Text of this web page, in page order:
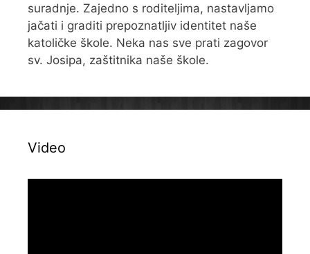
suradnje. Zajedno s roditeljima, nastavljamo
jačati i graditi prepoznatljiv identitet naše
katoličke škole. Neka nas sve prati zagovor
sv. Josipa, zaštitnika naše škole.
Video